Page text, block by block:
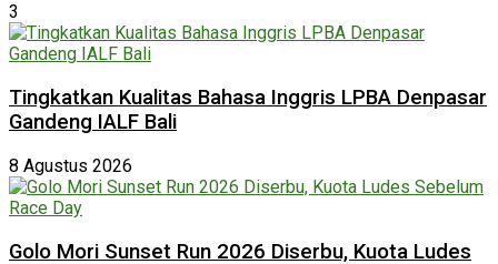
3
Tingkatkan Kualitas Bahasa Inggris LPBA Denpasar
Gandeng IALF Bali
8 Agustus 2026
Golo Mori Sunset Run 2026 Diserbu, Kuota Ludes